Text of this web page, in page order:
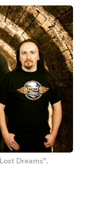
Dreams".